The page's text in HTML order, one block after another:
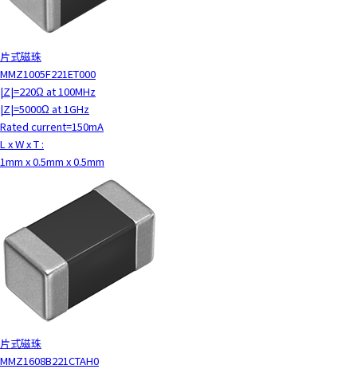
片式磁珠
MMZ1005F221ET000
|Z|=220Ω at 100MHz
|Z|=5000Ω at 1GHz
Rated current=150mA
L x W x T :
1mm x 0.5mm x 0.5mm
片式磁珠
MMZ1608B221CTAH0